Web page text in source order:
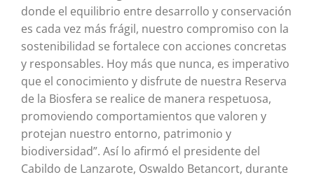
donde el equilibrio entre desarrollo y conservación
es cada vez más frágil, nuestro compromiso con la
sostenibilidad se fortalece con acciones concretas
y responsables. Hoy más que nunca, es imperativo
que el conocimiento y disfrute de nuestra Reserva
de la Biosfera se realice de manera respetuosa,
promoviendo comportamientos que valoren y
protejan nuestro entorno, patrimonio y
biodiversidad”. Así lo afirmó el presidente del
Cabildo de Lanzarote, Oswaldo Betancort, durante